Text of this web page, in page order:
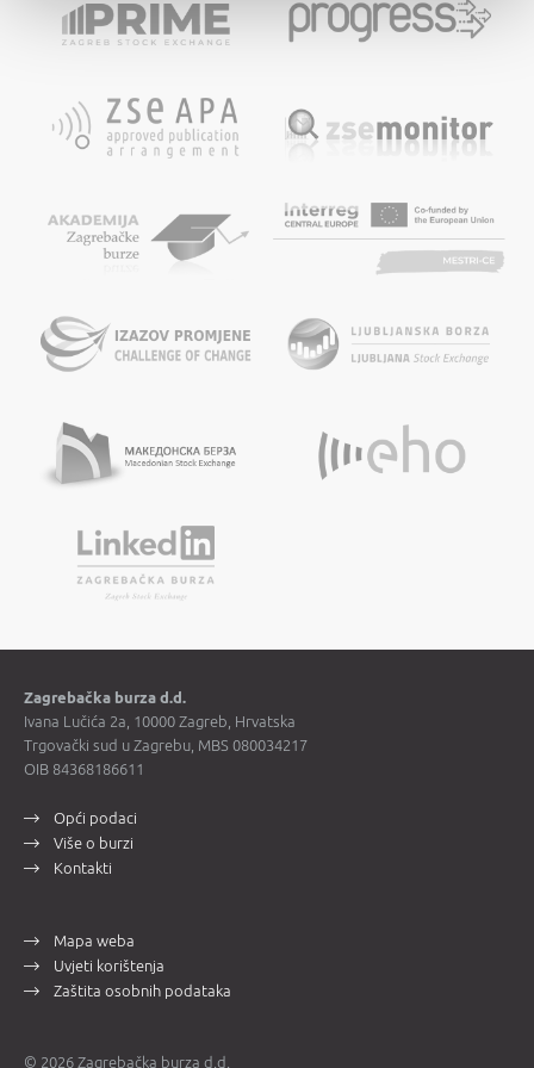
Zagrebačka burza d.d.
Ivana Lučića 2a, 10000 Zagreb, Hrvatska
Trgovački sud u Zagrebu, MBS 080034217
OIB 84368186611
Opći podaci
Više o burzi
Kontakti
Mapa weba
Uvjeti korištenja
Zaštita osobnih podataka
© 2026 Zagrebačka burza d.d.